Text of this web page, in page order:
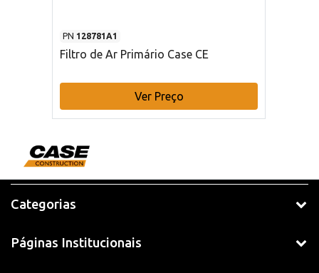
PN 128781A1
Filtro de Ar Primário Case CE
Ver Preço
Categorias
Páginas Institucionais